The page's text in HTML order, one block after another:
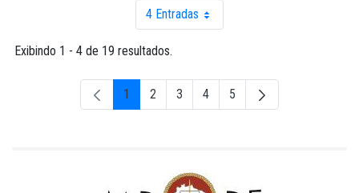
4 EntradasPor página
Exibindo 1 - 4 de 19 resultados.
Página
1 Página
2 Página
3 Página
4 Página
5